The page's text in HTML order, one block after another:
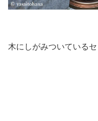
木にしがみついている